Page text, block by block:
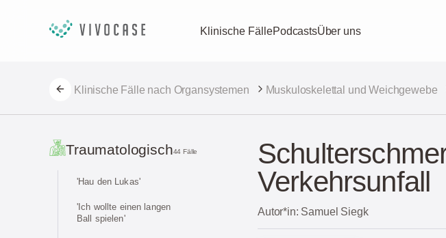
Klinische FällePodcastsÜber uns
Klinische Fälle nach Organsystemen Muskuloskelettal und Weichgewebe
Traumatologisch44 Fälle
'Hau den Lukas'
'Ich wollte einen langen
Ball spielen'
Verkehrsunfall
Autor*in: Samuel Siegk